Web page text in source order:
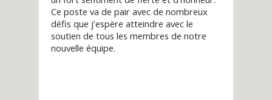
Ce poste va de pair avec de nombreux
défis que j’espère atteindre avec le
soutien de tous les membres de notre
nouvelle équipe.